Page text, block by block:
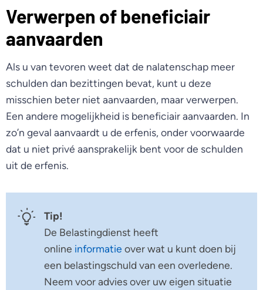
Verwerpen of beneficiair
aanvaarden
Als u van tevoren weet dat de nalatenschap meer
schulden dan bezittingen bevat, kunt u deze
misschien beter niet aanvaarden, maar verwerpen.
Een andere mogelijkheid is beneficiair aanvaarden. In
zo’n geval aanvaardt u de erfenis, onder voorwaarde
dat u niet privé aansprakelijk bent voor de schulden
uit de erfenis.
Tip!
De Belastingdienst heeft
online informatie over wat u kunt doen bij
een belastingschuld van een overledene.
Neem voor advies over uw eigen situatie